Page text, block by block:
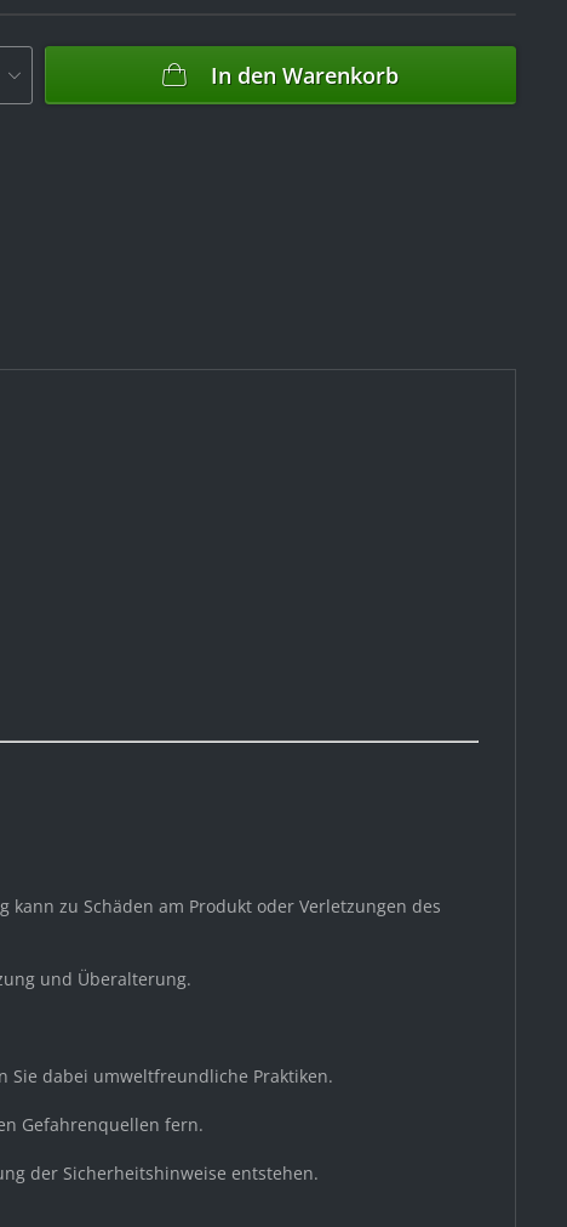
In den Warenkorb
kann zu Schäden am Produkt oder Verletzungen des
und Überalterung.
Sie dabei umweltfreundliche Praktiken.
Gefahrenquellen fern.
der Sicherheitshinweise entstehen.